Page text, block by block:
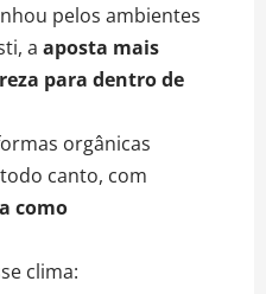
pelos ambientes
a aposta mais
para dentro de
orgânicas
canto, com
como
clima: